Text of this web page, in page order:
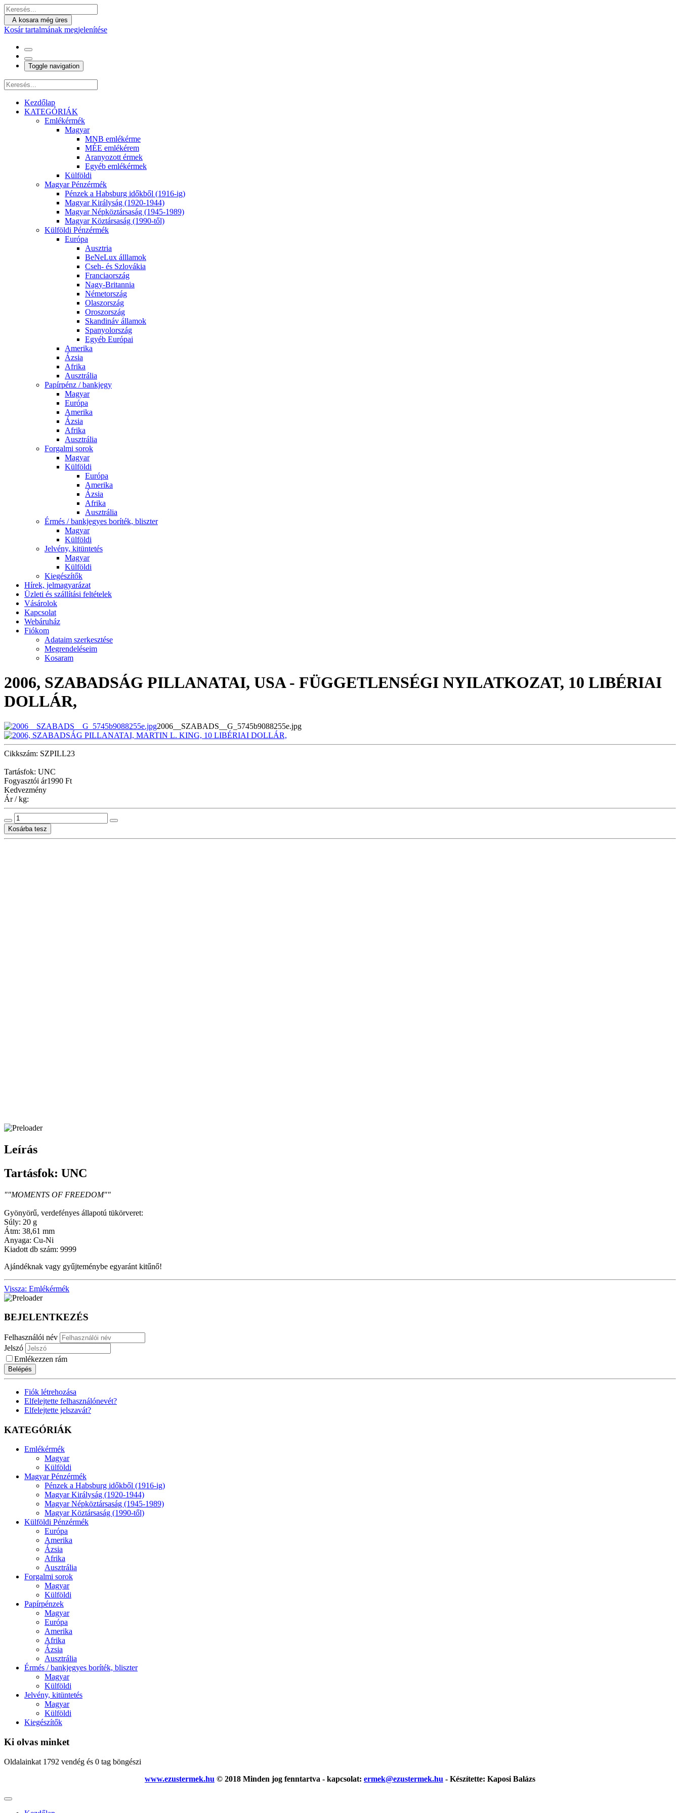
A kosara még üres
Kosár tartalmának megjelenítése
Toggle navigation
Kezdőlap
KATEGÓRIÁK
Emlékérmék
Magyar
MNB emlékérme
MÉE emlékérem
Aranyozott érmek
Egyéb emlékérmek
Külföldi
Magyar Pénzérmék
Pénzek a Habsburg időkből (1916-ig)
Magyar Királyság (1920-1944)
Magyar Népköztársaság (1945-1989)
Magyar Köztársaság (1990-től)
Külföldi Pénzérmék
Európa
Ausztria
BeNeLux álllamok
Cseh- és Szlovákia
Franciaország
Nagy-Britannia
Németország
Olaszország
Oroszország
Skandináv államok
Spanyolország
Egyéb Európai
Amerika
Ázsia
Afrika
Ausztrália
Papírpénz / bankjegy
Magyar
Európa
Amerika
Ázsia
Afrika
Ausztrália
Forgalmi sorok
Magyar
Külföldi
Európa
Amerika
Ázsia
Afrika
Ausztrália
Érmés / bankjegyes boríték, bliszter
Magyar
Külföldi
Jelvény, kitüntetés
Magyar
Külföldi
Kiegészítők
Hírek, jelmagyarázat
Üzleti és szállítási feltételek
Vásárolok
Kapcsolat
Webáruház
Fiókom
Adataim szerkesztése
Megrendeléseim
Kosaram
2006, SZABADSÁG PILLANATAI, USA - FÜGGETLENSÉGI NYILATKOZAT, 10 LIBÉRIAI
DOLLÁR,
2006__SZABADS__G_5745b9088255e.jpg
Cikkszám: SZPILL23
Tartásfok: UNC
Fogyasztói ár1990 Ft
Kedvezmény
Ár / kg:
Leírás
Tartásfok: UNC
""MOMENTS OF FREEDOM""
Gyönyörű, verdefényes állapotú tükörveret:
Súly: 20 g
Átm: 38,61 mm
Anyaga: Cu-Ni
Kiadott db szám: 9999
Ajándéknak vagy gyűjteménybe egyaránt kitűnő!
Vissza: Emlékérmék
BEJELENTKEZÉS
Felhasználói név
Jelszó
Emlékezzen rám
Belépés
Fiók létrehozása
Elfelejtette felhasználónevét?
Elfelejtette jelszavát?
KATEGÓRIÁK
Emlékérmék
Magyar
Külföldi
Magyar Pénzérmék
Pénzek a Habsburg időkből (1916-ig)
Magyar Királyság (1920-1944)
Magyar Népköztársaság (1945-1989)
Magyar Köztársaság (1990-től)
Külföldi Pénzérmék
Európa
Amerika
Ázsia
Afrika
Ausztrália
Forgalmi sorok
Magyar
Külföldi
Papírpénzek
Magyar
Európa
Amerika
Afrika
Ázsia
Ausztrália
Érmés / bankjegyes boríték, bliszter
Magyar
Külföldi
Jelvény, kitüntetés
Magyar
Külföldi
Kiegészítők
Ki olvas minket
Oldalainkat 1792 vendég és 0 tag böngészi
www.ezustermek.hu © 2018 Minden jog fenntartva - kapcsolat: ermek@ezustermek.hu - Készítette: Kaposi Balázs